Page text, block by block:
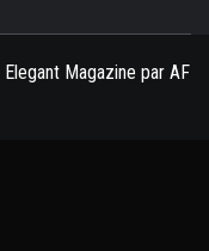
Elegant Magazine par AF